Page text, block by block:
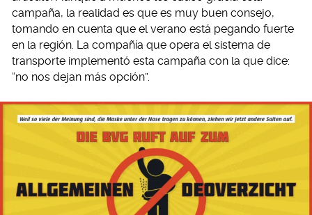
campaña, la realidad es que es muy buen consejo,
tomando en cuenta que el verano está pegando fuerte
en la región. La compañía que opera el sistema de
transporte implementó esta campaña con la que dice:
“no nos dejan más opción”.